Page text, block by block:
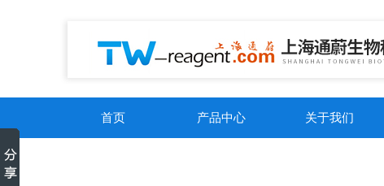
首页 产品中心 关于我们